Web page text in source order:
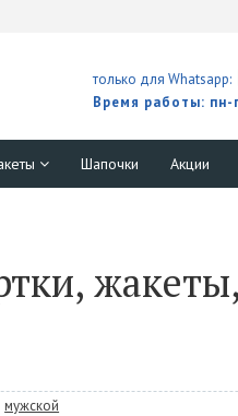
только для Whatsapp:
Время работы:
Шапочки Акции
мужской